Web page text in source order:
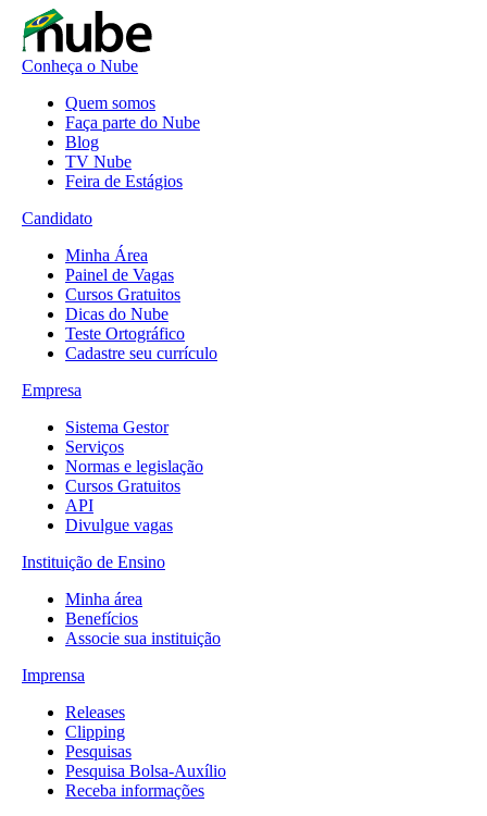
Conheça o Nube
Quem somos
Faça parte do Nube
Blog
TV Nube
Feira de Estágios
Candidato
Minha Área
Painel de Vagas
Cursos Gratuitos
Dicas do Nube
Teste Ortográfico
Cadastre seu currículo
Empresa
Sistema Gestor
Serviços
Normas e legislação
Cursos Gratuitos
API
Divulgue vagas
Instituição de Ensino
Minha área
Benefícios
Associe sua instituição
Imprensa
Releases
Clipping
Pesquisas
Pesquisa Bolsa-Auxílio
Receba informações